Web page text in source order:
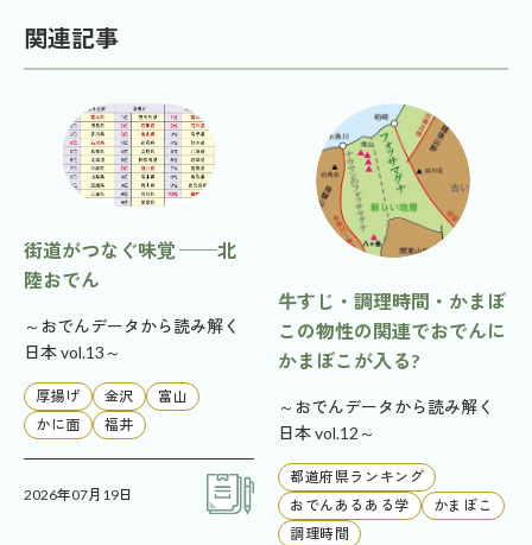
関連記事
街道がつなぐ味覚 ──北
陸おでん
～おでんデータから読み解く
日本 vol.13～
厚揚げ 金沢
富山
かに面
福井
2026年07月19日
牛すじ・調理時間・かまぼ
この物性の関連でおでんに
かまぼこが入る?
～おでんデータから読み解く
日本 vol.12～
都道府県ランキング
おでんあるある学
かまぼこ
調理時間